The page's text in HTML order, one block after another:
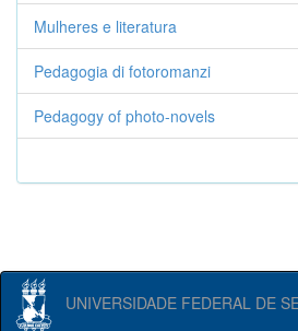
Mulheres e literatura
Pedagogia di fotoromanzi
Pedagogy of photo-novels
UNIVERSIDADE FEDERAL DE